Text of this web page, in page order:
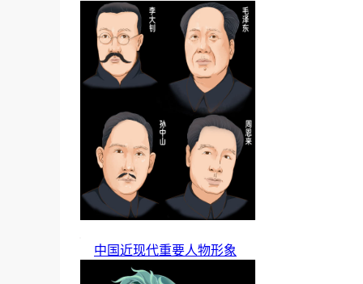
中国近现代重要人物形象